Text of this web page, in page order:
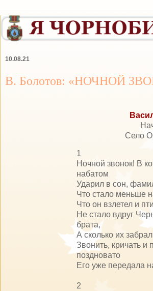
10.08.21
В. Болотов: «НОЧНОЙ
Село
1
Ночной звонок! В
набатом
Ударил в сон,
Что стало меньше
Что он взлетел и
Не стало вдруг
брата,
А сколько их
Звонить, кричать и
поздновато
Его уже передала
2